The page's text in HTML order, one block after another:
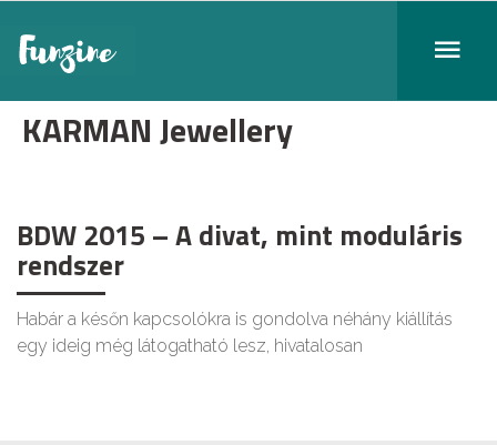
KARMAN Jewellery
BDW 2015 – A divat, mint moduláris
rendszer
Habár a későn kapcsolókra is gondolva néhány kiállítás
egy ideig még látogatható lesz, hivatalosan